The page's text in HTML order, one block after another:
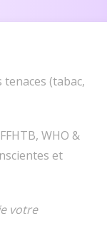
(tabac,
WHO &
et
votre